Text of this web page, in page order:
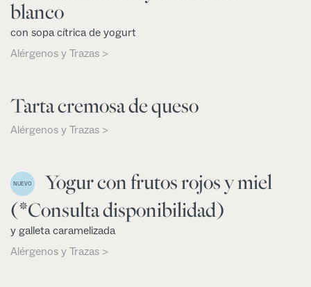
blanco
con sopa cítrica de yogurt
Alérgenos y Trazas >
Tarta cremosa de queso
Alérgenos y Trazas >
NUEVO
Yogur con frutos rojos y miel
(*Consulta disponibilidad)
y galleta caramelizada
Alérgenos y Trazas >